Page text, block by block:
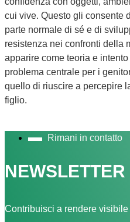
cui vive. Questo gli consente
parte normale di sé e di
resistenza nei confronti della
apparire come teoria e
problema centrale per i
quello di riuscire a percepire
figlio.
Rimani in contatto
NEWSLETTER
Contribuisci a rendere